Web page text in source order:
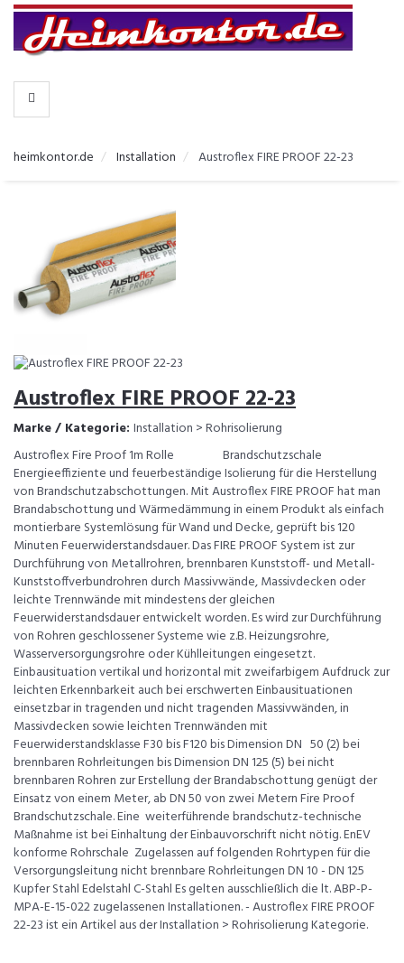
KATEGORIEN
heimkontor.de Installation Austroflex FIRE PROOF 22-23
Austroflex FIRE PROOF 22-23
Marke / Kategorie: Installation > Rohrisolierung
Austroflex Fire Proof 1m Rolle Brandschutzschale
Energieeffiziente und feuerbeständige Isolierung für die Herstellung
von Brandschutzabschottungen. Mit Austroflex FIRE PROOF hat man
Brandabschottung und Wärmedämmung in einem Produkt als einfach
montierbare Systemlösung für Wand und Decke, geprüft bis 120
Minuten Feuerwiderstandsdauer. Das FIRE PROOF System ist zur
Durchführung von Metallrohren, brennbaren Kunststoff- und Metall-
Kunststoffverbundrohren durch Massivwände, Massivdecken oder
leichte Trennwände mit mindestens der gleichen
Feuerwiderstandsdauer entwickelt worden. Es wird zur Durchführung
von Rohren geschlossener Systeme wie z.B. Heizungsrohre,
Wasserversorgungsrohre oder Kühlleitungen eingesetzt.
Einbausituation vertikal und horizontal mit zweifarbigem Aufdruck zur
leichten Erkennbarkeit auch bei erschwerten Einbausituationen
einsetzbar in tragenden und nicht tragenden Massivwänden, in
Massivdecken sowie leichten Trennwänden mit
Feuerwiderstandsklasse F30 bis F120 bis Dimension DN 50 (2) bei
brennbaren Rohrleitungen bis Dimension DN 125 (5) bei nicht
brennbaren Rohren zur Erstellung der Brandabschottung genügt der
Einsatz von einem Meter, ab DN 50 von zwei Metern Fire Proof
Brandschutzschale. Eine weiterführende brandschutz-technische
Maßnahme ist bei Einhaltung der Einbauvorschrift nicht nötig. EnEV
konforme Rohrschale Zugelassen auf folgenden Rohrtypen für die
Versorgungsleitung nicht brennbare Rohrleitungen DN 10 - DN 125
Kupfer Stahl Edelstahl C-Stahl Es gelten ausschließlich die lt. ABP-P-
MPA-E-15-022 zugelassenen Installationen. - Austroflex FIRE PROOF
22-23 ist ein Artikel aus der Installation > Rohrisolierung Kategorie.